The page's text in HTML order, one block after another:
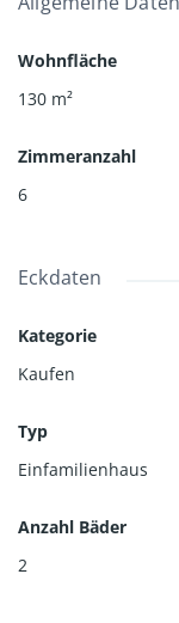
Wohnfläche
130 m²
Zimmeranzahl
6
Eckdaten
Kategorie
Kaufen
Typ
Einfamilienhaus
Anzahl Bäder
2